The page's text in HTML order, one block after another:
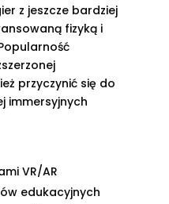
z jeszcze bardziej
fizyką i
przyczynić się do
immersyjnych
VR/AR
edukacyjnych